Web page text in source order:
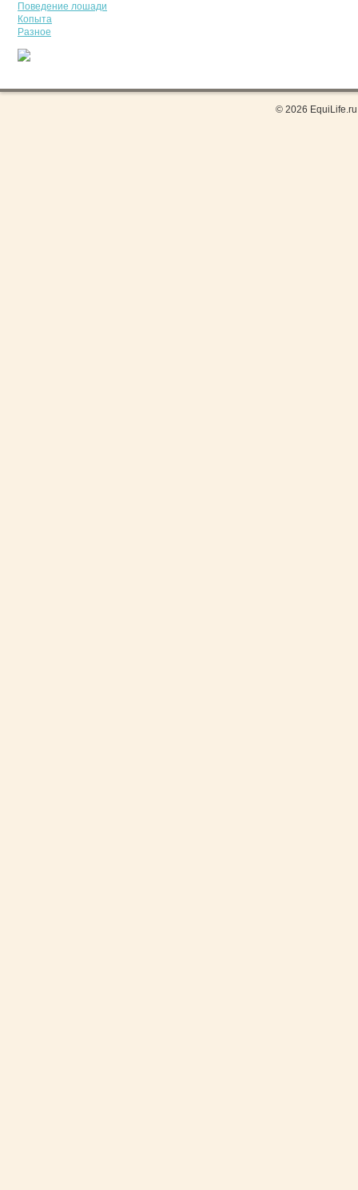
Поведение лошади
Копыта
Разное
© 2026